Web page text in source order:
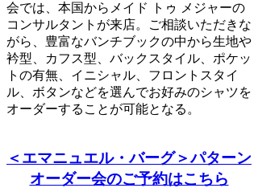
会では、本国からメイド トゥ メジャーの
コンサルタントが来店。ご相談いただきな
がら、豊富なバンチブックの中から生地や
衿型、カフス型、バックスタイル、ポケッ
トの有無、イニシャル、フロントスタイ
ル、ボタンなどを選んでお好みのシャツを
オーダーすることが可能となる。
＜エマニュエル・バーグ＞パターン
オーダー会のご予約はこちら